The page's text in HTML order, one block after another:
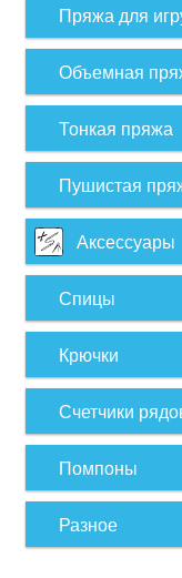
Пряжа для
Объемная
Тонкая пряжа
Пушистая
Аксессуары
Спицы
Крючки
Счетчики
Помпоны
Разное